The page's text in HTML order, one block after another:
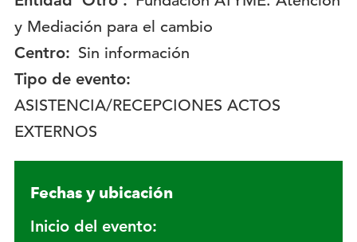
y Mediación para el cambio
Centro: Sin información
Tipo de evento:
ASISTENCIA/RECEPCIONES ACTOS
EXTERNOS
Fechas y ubicación
Inicio del evento: